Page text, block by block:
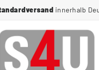
innerhalb